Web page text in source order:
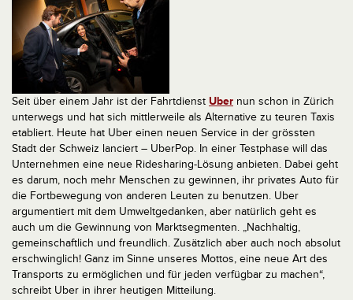
Seit über einem Jahr ist der Fahrtdienst Uber nun schon in Zürich
unterwegs und hat sich mittlerweile als Alternative zu teuren Taxis
etabliert. Heute hat Uber einen neuen Service in der grössten
Stadt der Schweiz lanciert – UberPop. In einer Testphase will das
Unternehmen eine neue Ridesharing-Lösung anbieten. Dabei geht
es darum, noch mehr Menschen zu gewinnen, ihr privates Auto für
die Fortbewegung von anderen Leuten zu benutzen. Uber
argumentiert mit dem Umweltgedanken, aber natürlich geht es
auch um die Gewinnung von Marktsegmenten. „Nachhaltig,
gemeinschaftlich und freundlich. Zusätzlich aber auch noch absolut
erschwinglich! Ganz im Sinne unseres Mottos, eine neue Art des
Transports zu ermöglichen und für jeden verfügbar zu machen“,
schreibt Uber in ihrer heutigen Mitteilung.